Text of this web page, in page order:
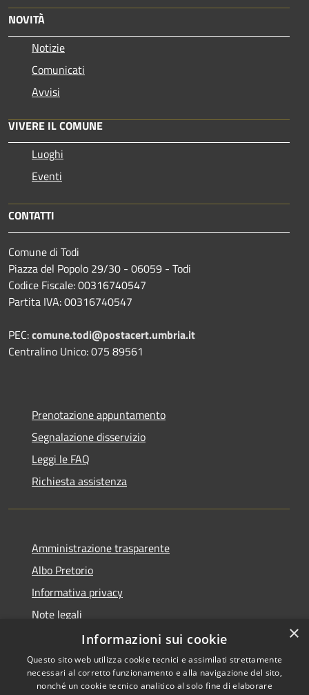
NOVITÀ
Notizie
Comunicati
Avvisi
VIVERE IL COMUNE
Luoghi
Eventi
CONTATTI
Comune di Todi
Piazza del Popolo 29/30 - 06059 - Todi
Codice Fiscale: 00316740547
Partita IVA: 00316740547
PEC:comune.todi@postacert.umbria.it
Centralino Unico: 075 89561
Prenotazione appuntamento
Segnalazione disservizio
Leggi le FAQ
Richiesta assistenza
Amministrazione trasparente
Albo Pretorio
Informativa privacy
Note legali
Dichiarazione di accessibilità
×
Informazioni sui cookie
Questo sito web utilizza cookie tecnici e assimilati strettamente
necessari al corretto funzionamento e alla navigazione del sito,
nonché un cookie tecnico analitico al solo fine di elaborare